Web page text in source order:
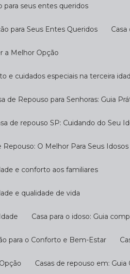
para seus entes queridos
para Seus Entes Queridos
a Melhor Opção
e cuidados especiais na terceira
de Repouso para Senhoras: Guia
de repouso SP: Cuidando do Seu
Repouso: O Melhor Para Seus Idosos
e conforto aos familiares
e qualidade de vida
Casa para o idoso: Guia
para o Conforto e Bem-Estar
Casas de repouso em: